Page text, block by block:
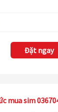
Đặt ngay
mua sim